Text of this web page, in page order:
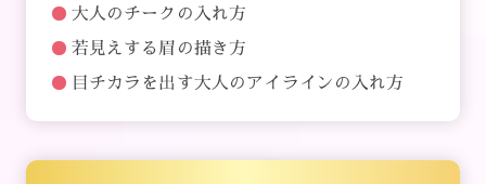
大人のチークの入れ方
若見えする眉の描き方
目チカラを出す大人のアイラインの入れ方